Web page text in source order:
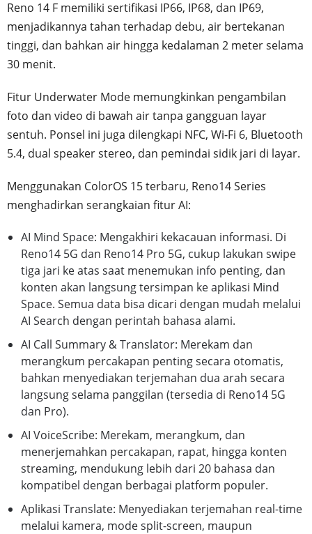
Reno 14 F memiliki sertifikasi IP66, IP68, dan IP69,
menjadikannya tahan terhadap debu, air bertekanan
tinggi, dan bahkan air hingga kedalaman 2 meter selama
30 menit.
Fitur Underwater Mode memungkinkan pengambilan
foto dan video di bawah air tanpa gangguan layar
sentuh. Ponsel ini juga dilengkapi NFC, Wi-Fi 6, Bluetooth
5.4, dual speaker stereo, dan pemindai sidik jari di layar.
Menggunakan ColorOS 15 terbaru, Reno14 Series
menghadirkan serangkaian fitur AI:
AI Mind Space: Mengakhiri kekacauan informasi. Di
Reno14 5G dan Reno14 Pro 5G, cukup lakukan swipe
tiga jari ke atas saat menemukan info penting, dan
konten akan langsung tersimpan ke aplikasi Mind
Space. Semua data bisa dicari dengan mudah melalui
AI Search dengan perintah bahasa alami.
AI Call Summary & Translator: Merekam dan
merangkum percakapan penting secara otomatis,
bahkan menyediakan terjemahan dua arah secara
langsung selama panggilan (tersedia di Reno14 5G
dan Pro).
AI VoiceScribe: Merekam, merangkum, dan
menerjemahkan percakapan, rapat, hingga konten
streaming, mendukung lebih dari 20 bahasa dan
kompatibel dengan berbagai platform populer.
Aplikasi Translate: Menyediakan terjemahan real-time
melalui kamera, mode split-screen, maupun